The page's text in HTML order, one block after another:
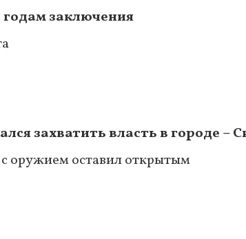
годам заключения
захватить власть в городе –
с оружием оставил открытым